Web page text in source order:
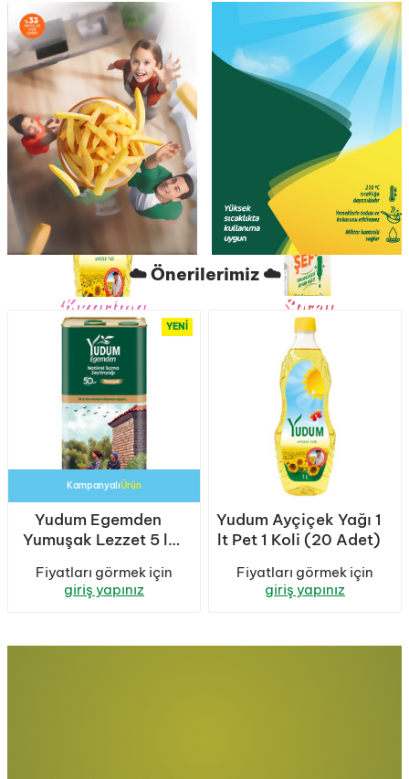
Ayçiçek Şef Gibi
Kızartma
Ustası
Sprey
☁️ Önerilerimiz ☁️
YENI
KampanyalıÜrün
Yudum Egemden
Yumuşak Lezzet 5 lt
Teneke 1 Koli (4
Adet)
Fiyatları görmek için
giriş yapınız
Yudum Ayçiçek Yağı 1
lt Pet 1 Koli (20 Adet)
Fiyatları görmek için
giriş yapınız